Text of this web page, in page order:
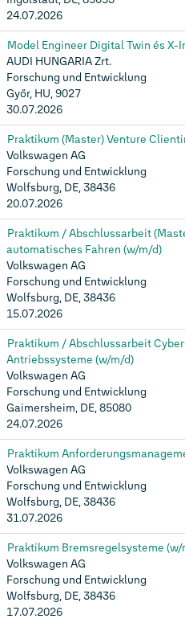
24.07.2026
Model Engineer Digital Twin és X-
AUDI HUNGARIA Zrt.
Forschung und Entwicklung
Győr, HU, 9027
30.07.2026
Praktikum (Master) Venture
Volkswagen AG
Forschung und Entwicklung
Wolfsburg, DE, 38436
20.07.2026
Praktikum / Abschlussarbeit
automatisches Fahren (w/m/d)
Volkswagen AG
Forschung und Entwicklung
Wolfsburg, DE, 38436
15.07.2026
Praktikum / Abschlussarbeit
Antriebssysteme (w/m/d)
Volkswagen AG
Forschung und Entwicklung
Gaimersheim, DE, 85080
24.07.2026
Praktikum
Volkswagen AG
Forschung und Entwicklung
Wolfsburg, DE, 38436
31.07.2026
Praktikum Bremsregelsysteme (w/
Volkswagen AG
Forschung und Entwicklung
Wolfsburg, DE, 38436
17.07.2026